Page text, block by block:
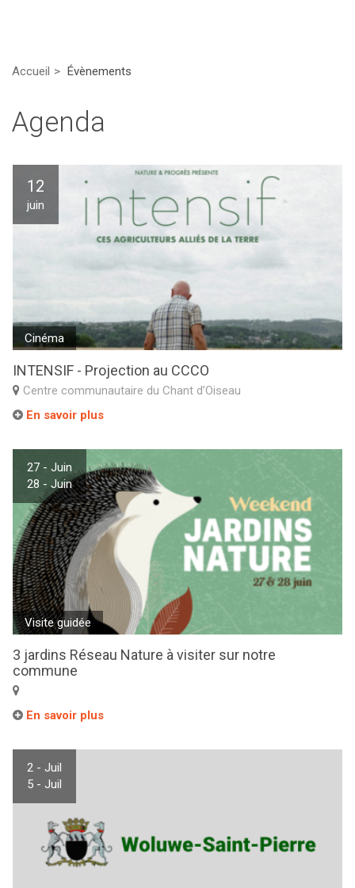
Accueil Évènements
Agenda
12
juin
Cinéma
INTENSIF - Projection au CCCO
Centre communautaire du Chant d’Oiseau
En savoir plus
27 - Juin
28 - Juin
Visite guidée
3 jardins Réseau Nature à visiter sur notre
commune
En savoir plus
2 - Juil
5 - Juil